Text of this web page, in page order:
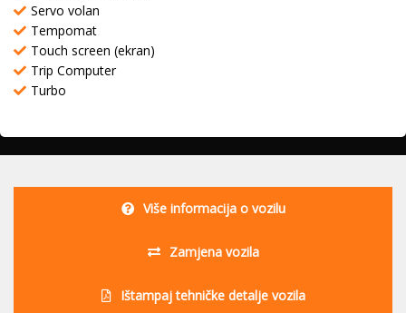
Servo volan
Tempomat
Touch screen (ekran)
Trip Computer
Turbo
Više informacija o vozilu
Zamjena vozila
Ištampaj tehničke detalje vozila